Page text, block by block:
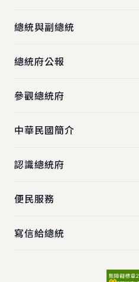
總統與副總統
總統府公報
參觀總統府
中華民國簡介
認識總統府
便民服務
寫信給總統